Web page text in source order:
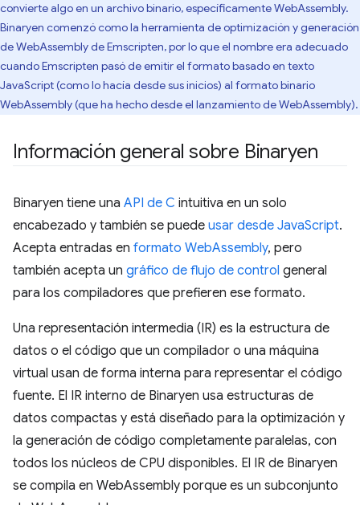
convierte algo en un archivo binario, específicamente WebAssembly.
Binaryen comenzó como la herramienta de optimización y generación
de WebAssembly de Emscripten, por lo que el nombre era adecuado
cuando Emscripten pasó de emitir el formato basado en texto
JavaScript (como lo hacía desde sus inicios) al formato binario
WebAssembly (que ha hecho desde el lanzamiento de WebAssembly).
Información general sobre Binaryen
Binaryen tiene una API de C intuitiva en un solo
encabezado y también se puede usar desde JavaScript.
Acepta entradas en formato WebAssembly, pero
también acepta un gráfico de flujo de control general
para los compiladores que prefieren ese formato.
Una representación intermedia (IR) es la estructura de
datos o el código que un compilador o una máquina
virtual usan de forma interna para representar el código
fuente. El IR interno de Binaryen usa estructuras de
datos compactas y está diseñado para la optimización y
la generación de código completamente paralelas, con
todos los núcleos de CPU disponibles. El IR de Binaryen
se compila en WebAssembly porque es un subconjunto